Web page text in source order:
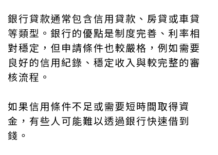
銀行貸款通常包含信用貸款、房貸或車貸
等類型。銀行的優點是制度完善、利率相
對穩定，但申請條件也較嚴格，例如需要
良好的信用紀錄、穩定收入與較完整的審
核流程。
如果信用條件不足或需要短時間取得資
金，有些人可能難以透過銀行快速借到
錢。